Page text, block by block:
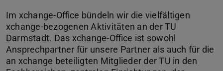
Im xchange-Office bündeln wir die vielfältigen
xchange-bezogenen Aktivitäten an der TU
Darmstadt. Das xchange-Office ist sowohl
Ansprechpartner für unsere Partner als auch für die
an xchange beteiligten Mitglieder der TU in den